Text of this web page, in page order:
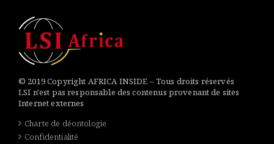
© 2019 Copyright AFRICA INSIDE – Tous droits réservés
LSI n'est pas responsable des contenus provenant de sites
Internet externes
Charte de déontologie
Confidentialité